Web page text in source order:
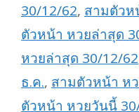
30/12/62, สามตัวห
ตัวหน้า หวยล่าสุด
หวยล่าสุด 30/12/62
ธ.ค., สามตัวหน้า ห
ตัวหน้า หวยวันนี้